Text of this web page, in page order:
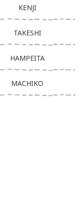
KENJI
TAKESHI
HAMPEITA
MACHIKO